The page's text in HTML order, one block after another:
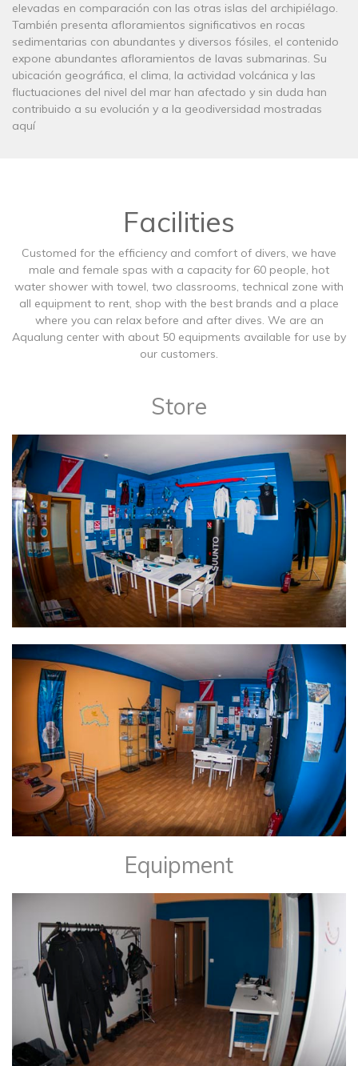
elevadas en comparación con las otras islas del archipiélago.
También presenta afloramientos significativos en rocas
sedimentarias con abundantes y diversos fósiles, el contenido
expone abundantes afloramientos de lavas submarinas. Su
ubicación geográfica, el clima, la actividad volcánica y las
fluctuaciones del nivel del mar han afectado y sin duda han
contribuido a su evolución y a la geodiversidad mostradas
aquí
Facilities
Customed for the efficiency and comfort of divers, we have
male and female spas with a capacity for 60 people, hot
water shower with towel, two classrooms, technical zone with
all equipment to rent, shop with the best brands and a place
where you can relax before and after dives. We are an
Aqualung center with about 50 equipments available for use by
our customers.
Store
Equipment